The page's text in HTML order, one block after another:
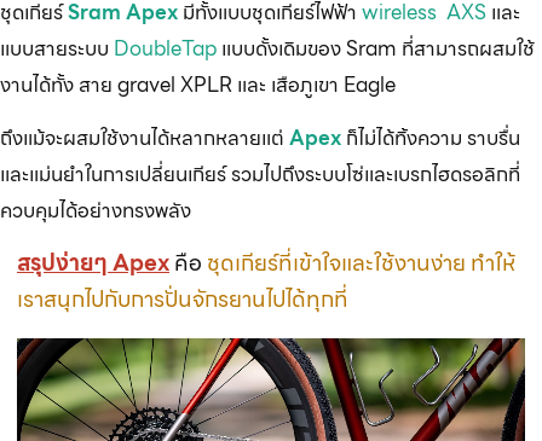
ชุดเกียร์Sram Apexมีทั้งแบบชุดเกียร์ไฟฟ้าwireless AXSและ
แบบสายระบบ DoubleTapแบบดั้งเดิมของ Sram ที่สามารถผสมใช้
งานได้ทั้ง สาย gravel XPLR และ เสือภูเขา Eagle
ถึงแม้จะผสมใช้งานได้หลากหลายแต่Apexก็ไม่ได้ทิ้งความ ราบรื่น
และแม่นยำในการเปลี่ยนเกียร์ รวมไปถึงระบบโซ่และเบรกไฮดรอลิกที่
ควบคุมได้อย่างทรงพลัง
สรุปง่ายๆ Apexคือ ชุดเกียร์ที่เข้าใจและใช้งานง่าย ทำให้
เราสนุกไปกับการปั่นจักรยานไปได้ทุกที่